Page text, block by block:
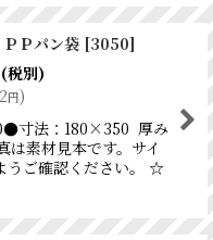
Ｐパン袋 [3050]
(税別)
円)
寸法：180×350 厚み
素材見本です。サイ
うご確認ください。 ☆